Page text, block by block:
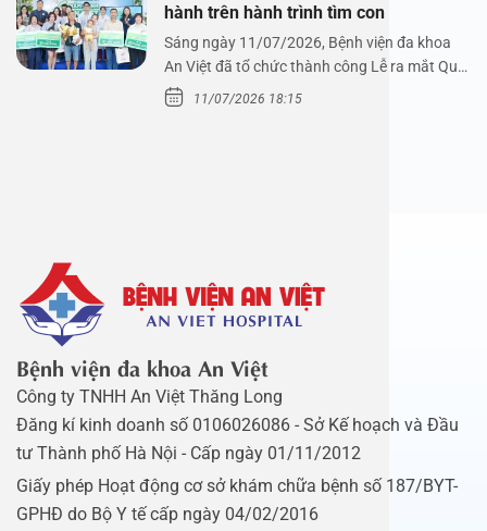
hành trên hành trình tìm con
Sáng ngày 11/07/2026, Bệnh viện đa khoa
An Việt đã tổ chức thành công Lễ ra mắt Quỹ
Mầm Xanh…
11/07/2026 18:15
Bệnh viện đa khoa An Việt
Công ty TNHH An Việt Thăng Long
Đăng kí kinh doanh số 0106026086 - Sở Kế hoạch và Đầu
tư Thành phố Hà Nội - Cấp ngày 01/11/2012
Giấy phép Hoạt động cơ sở khám chữa bệnh số 187/BYT-
GPHĐ do Bộ Y tế cấp ngày 04/02/2016